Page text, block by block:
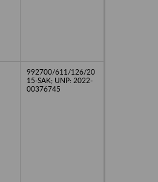
992700/611/126/20
15-SAK; UNP: 2022-
00376745